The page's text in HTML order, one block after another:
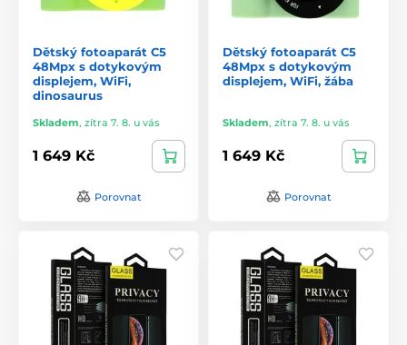
Dětský fotoaparát C5
48Mpx s dotykovým
displejem, WiFi,
dinosaurus
Skladem, zítra 7. 8. u vás
1 649 Kč
Porovnat
Dětský fotoaparát C5
48Mpx s dotykovým
displejem, WiFi, žába
Skladem, zítra 7. 8. u vás
1 649 Kč
Porovnat